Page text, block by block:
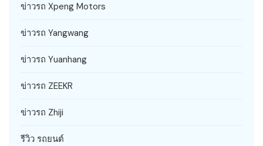
ข่าวรถ Xpeng Motors
ข่าวรถ Yangwang
ข่าวรถ Yuanhang
ข่าวรถ ZEEKR
ข่าวรถ Zhiji
รีวิว รถยนต์